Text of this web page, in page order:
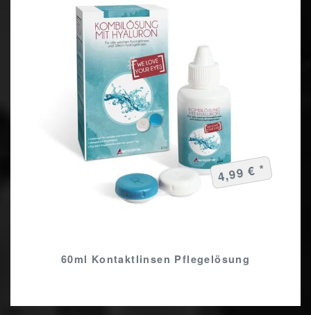
60ml Kontaktlinsen Pflegelösung
4,99 € *